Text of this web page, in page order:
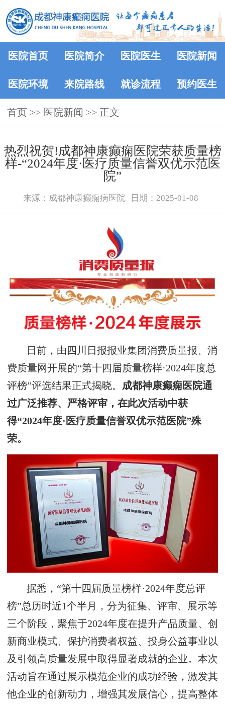
医院首页 医院简介 医院医生 医院新闻
医院环境 来院路线 就诊流程 预约医生
首页 >> 医院新闻 >> 正文
热烈祝贺!成都神康癫痫医院荣获质量榜
样-“2024年度·医疗质量信誉双优示范医
院”
来源：成都神康癫痫病医院 日期：2025-01-08
日前，由四川日报报业集团消费质量报、消
费质量网开展的“第十四届质量榜样·2024年度总
评榜”评选结果正式揭晓。 成都神康癫痫医院通
过广泛推荐、严格评审，在此次活动中获
得“2024年度·医疗质量信誉双优示范医院”殊
荣。
据悉，“第十四届质量榜样·2024年度总评
榜”总历时近1个半月，分为征集、评审、展示等
三个阶段，聚焦于2024年度在提升产品质量、创
新商业模式、保护消费者权益、投身公益事业以
及引领高质量发展中取得显著成就的企业。本次
活动旨在通过展示模范企业的成功经验，激发其
他企业的创新动力，增强其发展信心，提高整体